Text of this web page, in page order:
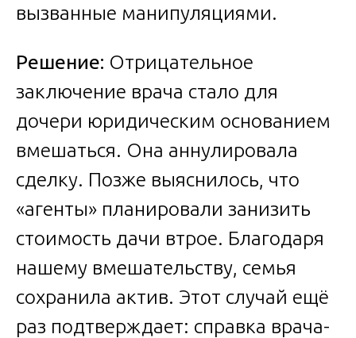
вызванные манипуляциями.
Решение: Отрицательное
заключение врача стало для
дочери юридическим основанием
вмешаться. Она аннулировала
сделку. Позже выяснилось, что
«агенты» планировали занизить
стоимость дачи втрое. Благодаря
нашему вмешательству, семья
сохранила актив. Этот случай ещё
раз подтверждает: справка врача-